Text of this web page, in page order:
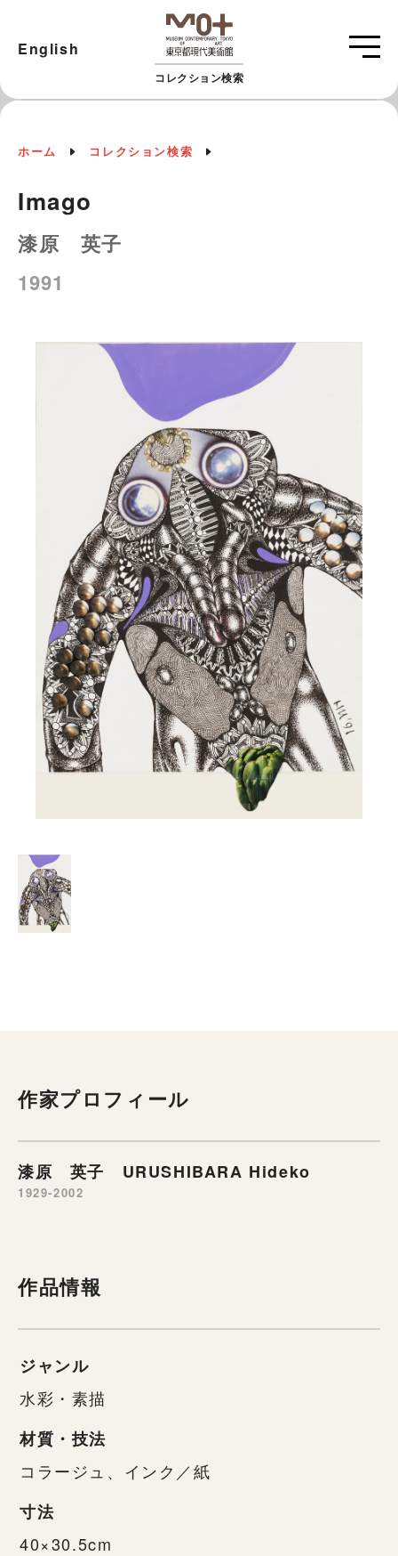
コレクション検索
English
ホーム コレクション検索
Imago
漆原 英子
1991
作家プロフィール
漆原 英子 URUSHIBARA Hideko
1929-2002
作品情報
ジャンル
水彩・素描
材質・技法
コラージュ、インク／紙
寸法
40×30.5cm